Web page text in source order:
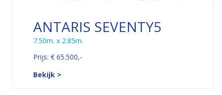
ANTARIS SEVENTY5
7.50m. x 2.85m.
Prijs: € 65.500,-
Bekijk >